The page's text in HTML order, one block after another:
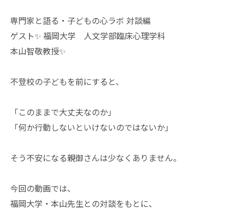
専門家と語る・子どもの心ラボ 対談編
ゲスト✨ 福岡大学 人文学部臨床心理学科
本山智敬教授✨
不登校の子どもを前にすると、
「このままで大丈夫なのか」
「何か行動しないといけないのではないか」
そう不安になる親御さんは少なくありません。
今回の動画では、
福岡大学・本山先生との対談をもとに、